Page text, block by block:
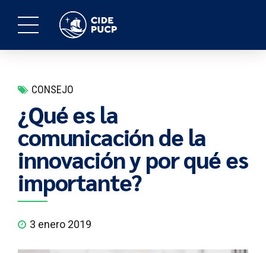
CONSEJO
¿Qué es la
comunicación de la
innovación y por qué es
importante?
3 enero 2019